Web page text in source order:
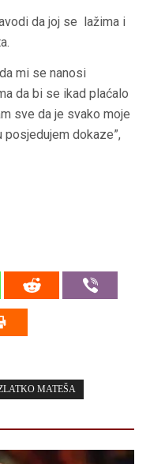
da joj se lažima i
mi se nanosi
da bi se ikad plaćalo
sve da je svako moje
posjedujem dokaze”,
MATEŠA